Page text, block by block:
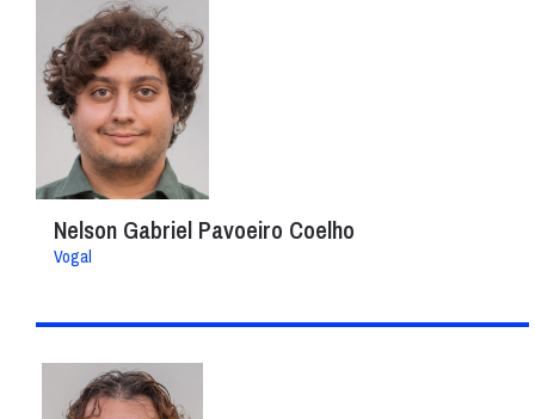
Nelson Gabriel Pavoeiro Coelho
Vogal